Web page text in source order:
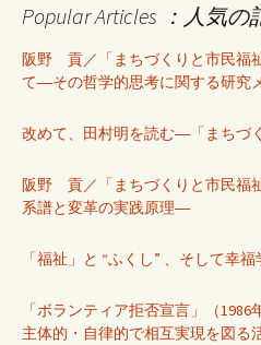
Popular Articles ：人気の
阪野 貢／「まちづくりと市民福
て―その哲学的思考に関する研究
改めて、田村明を読む―「まちづ
阪野 貢／「まちづくりと市民福
系譜と変革の実践原理―
「福祉」と “ふくし” 、そして幸福
「ボランティア拒否宣言」（
主体的・自律的で相互実現を図